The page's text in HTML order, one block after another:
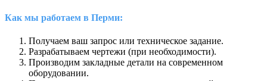
Как мы работаем в Перми:
Получаем ваш запрос или техническое задание.
Разрабатываем чертежи (при необходимости).
Производим закладные детали на современном
оборудовании.